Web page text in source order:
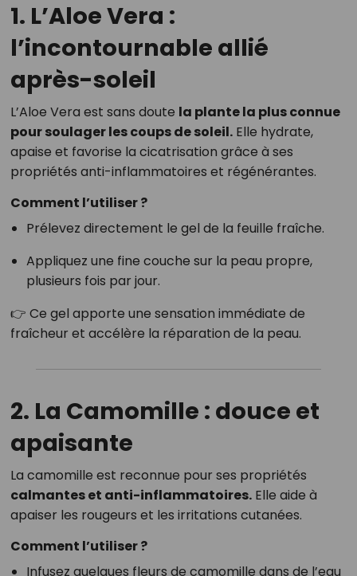
1. L’Aloe Vera :
l’incontournable allié
après-soleil
L’Aloe Vera est sans doute la plante la plus connue
pour soulager les coups de soleil.Elle hydrate,
apaise et favorise la cicatrisation grâce à ses
propriétés anti-inflammatoires et régénérantes.
Comment l’utiliser ?
Prélevez directement le gel de la feuille fraîche.
Appliquez une fine couche sur la peau propre,
plusieurs fois par jour.
👉 Ce gel apporte une sensation immédiate de
fraîcheur et accélère la réparation de la peau.
2. La Camomille : douce et
apaisante
La camomille est reconnue pour ses propriétés
calmantes et anti-inflammatoires.Elle aide à
apaiser les rougeurs et les irritations cutanées.
Comment l’utiliser ?
Infusez quelques fleurs de camomille dans de l’eau